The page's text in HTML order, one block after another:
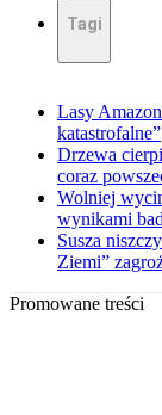
Tagi
Lasy
katastrofalne”
Drzewa
coraz
Wolniej
wynikami
Susza
Ziemi”
Promowane treści